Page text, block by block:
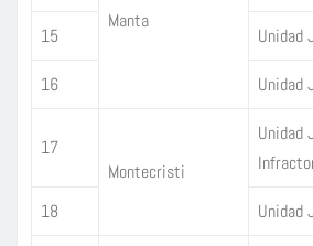
Manta
15 Unidad
16 Unidad
17
Montecristi
Unidad
18 Unidad